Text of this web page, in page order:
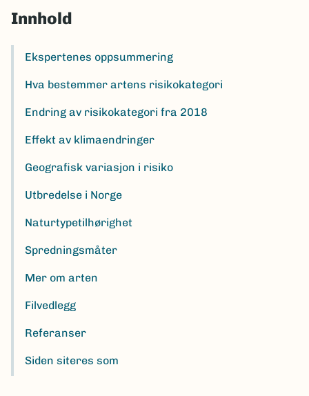
Innhold
Ekspertenes oppsummering
Hva bestemmer artens risikokategori
Endring av risikokategori fra 2018
Effekt av klimaendringer
Geografisk variasjon i risiko
Utbredelse i Norge
Naturtypetilhørighet
Spredningsmåter
Mer om arten
Filvedlegg
Referanser
Siden siteres som